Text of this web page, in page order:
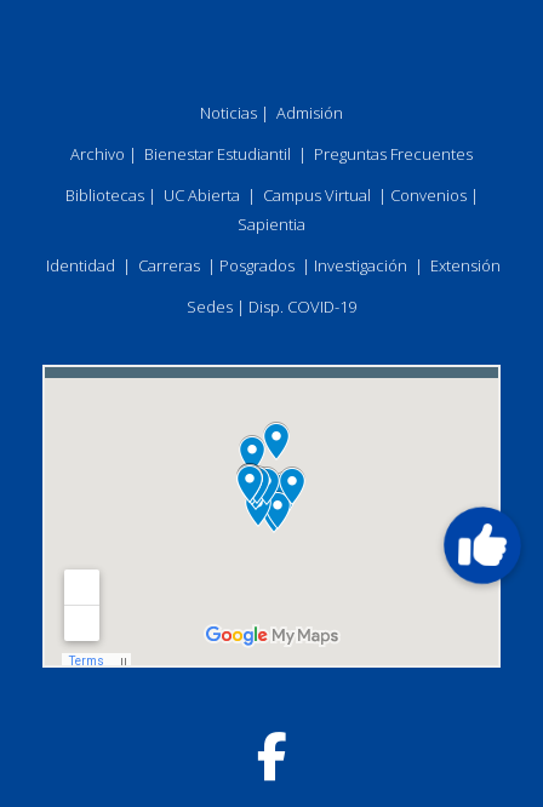
Noticias | Admisión
Archivo | Bienestar Estudiantil | Preguntas Frecuentes
Bibliotecas| UC Abierta | Campus Virtual | Convenios|
Sapientia
Identidad | Carreras | Posgrados | Investigación | Extensión
Sedes | Disp. COVID-19